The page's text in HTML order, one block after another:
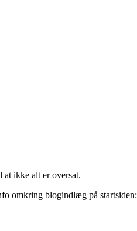
at ikke alt er oversat.
omkring blogindlæg på startsiden: